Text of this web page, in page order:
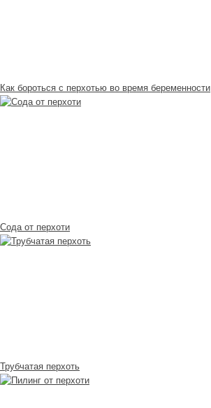
Как бороться с перхотью во время беременности
Сода от перхоти
Трубчатая перхоть